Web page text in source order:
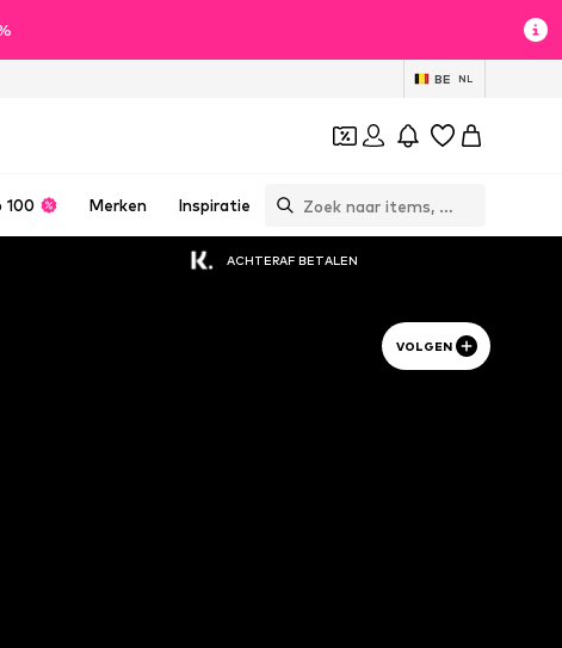
BE NL
100 Merken Inspiratie
ACHTERAF BETALEN
VOLGEN